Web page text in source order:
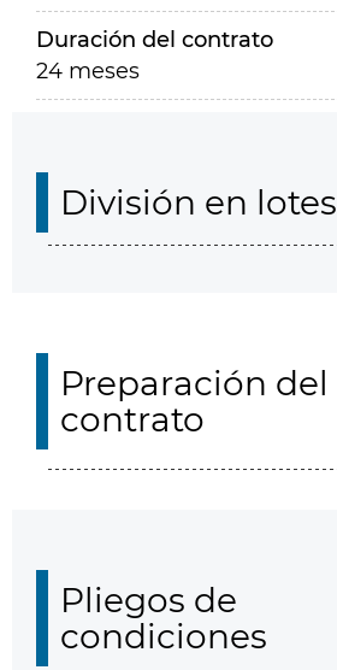
Duración del contrato
24 meses
División en lotes
Preparación del
contrato
Pliegos de
condiciones